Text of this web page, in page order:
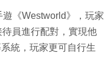
《Westworld》，玩家
員進行配對，實現他
統，玩家更可自行生